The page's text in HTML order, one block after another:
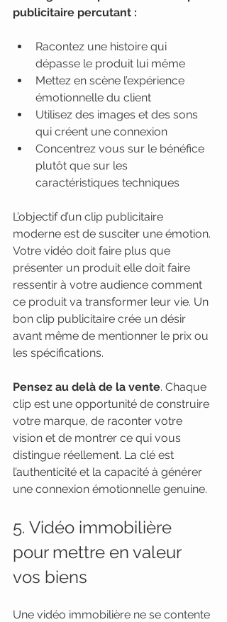
publicitaire percutant :
Racontez une histoire qui
dépasse le produit lui même
Mettez en scène l’expérience
émotionnelle du client
Utilisez des images et des sons
qui créent une connexion
Concentrez vous sur le bénéfice
plutôt que sur les
caractéristiques techniques
L’objectif d’un clip publicitaire
moderne est de susciter une émotion.
Votre vidéo doit faire plus que
présenter un produit elle doit faire
ressentir à votre audience comment
ce produit va transformer leur vie. Un
bon clip publicitaire crée un désir
avant même de mentionner le prix ou
les spécifications.
Pensez au delà de la vente. Chaque
clip est une opportunité de construire
votre marque, de raconter votre
vision et de montrer ce qui vous
distingue réellement. La clé est
l’authenticité et la capacité à générer
une connexion émotionnelle genuine.
5. Vidéo immobilière
pour mettre en valeur
vos biens
Une vidéo immobilière ne se contente